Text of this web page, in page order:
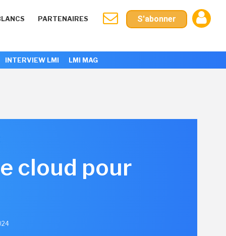
PARTENAIRES S'abonner
INTERVIEW LMI LMI MAG
cloud pour